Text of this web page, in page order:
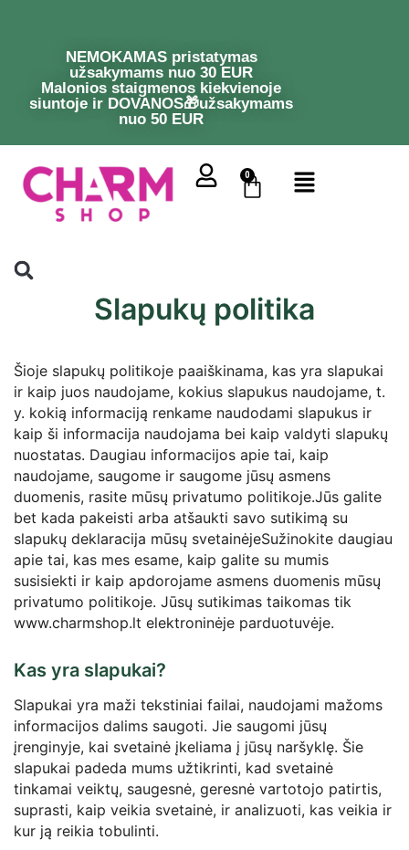
NEMOKAMAS pristatymas
užsakymams nuo 30 EUR
Malonios staigmenos kiekvienoje
siuntoje ir DOVANOS🎁užsakymams
nuo 50 EUR
0
Slapukų politika
Šioje slapukų politikoje paaiškinama, kas yra slapukai
ir kaip juos naudojame, kokius slapukus naudojame, t.
y. kokią informaciją renkame naudodami slapukus ir
kaip ši informacija naudojama bei kaip valdyti slapukų
nuostatas. Daugiau informacijos apie tai, kaip
naudojame, saugome ir saugome jūsų asmens
duomenis, rasite mūsų privatumo politikoje.Jūs galite
bet kada pakeisti arba atšaukti savo sutikimą su
slapukų deklaracija mūsų svetainėjeSužinokite daugiau
apie tai, kas mes esame, kaip galite su mumis
susisiekti ir kaip apdorojame asmens duomenis mūsų
privatumo politikoje. Jūsų sutikimas taikomas tik
www.charmshop.lt elektroninėje parduotuvėje.
Kas yra slapukai?
Slapukai yra maži tekstiniai failai, naudojami mažoms
informacijos dalims saugoti. Jie saugomi jūsų
įrenginyje, kai svetainė įkeliama į jūsų naršyklę. Šie
slapukai padeda mums užtikrinti, kad svetainė
tinkamai veiktų, saugesnė, geresnė vartotojo patirtis,
suprasti, kaip veikia svetainė, ir analizuoti, kas veikia ir
kur ją reikia tobulinti.